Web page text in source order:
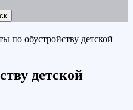
по обустройству детской
детской